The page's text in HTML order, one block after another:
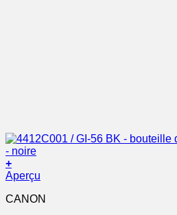
+
Aperçu
CANON